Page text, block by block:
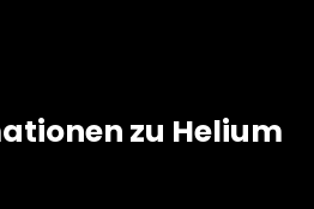
zu Helium